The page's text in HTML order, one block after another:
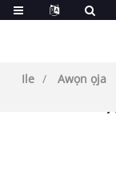
Ile Awọn ọja